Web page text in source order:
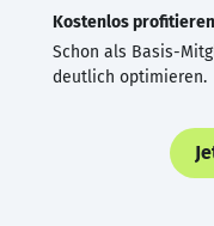
Kostenlos profitieren
Schon als Basis-
deutlich optimieren.